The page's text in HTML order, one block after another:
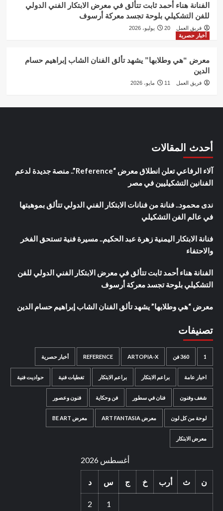
الفنانة هناء أحمد ثابت تتألق في معرض الابتكار الفني الدولي
للفن التشكيلي بلوحة تجسد معركة أرسوف
فريق العمل
20 يوليو، 2026
أخبار حصرية
معرض “هي وطلابها” يشهد تألق الفنان الشاب إبراهيم حسام
الدين
فريق العمل 11 مايو، 2026
أحدث المقالات
آلاء الرفاعي تعلن انطلاق معرض “Reference”.. منصة جديدة لدعم
الفنانين التشكيليين في مصر
ندى محمود.. فنانة من فنانات الابتكار الفني الدولي تتألق بموهبتها
في عالم الفن التشكيلي
فنانة الابتكار اليمنية زهرة عبد الحكيم.. مسيرة فنية تستحق الفخر
والاحتفاء
الفنانة هناء أحمد ثابت تتألق في معرض الابتكار الفني الدولي للفن
التشكيلي بلوحة تجسد معركة أرسوف
معرض “هي وطلابها” يشهد تألق الفنان الشاب إبراهيم حسام الدين
تصنيفات
1 360 فن ARTOPIA-X
REFERENCE أخبار حصرية
اخبار عامة براعم الابتكار براعم الابتكار تغطيات فنية حواديت فنية
شغف وفنون فنان في سطور فن وحكاية فنون وعصور
لوحة من كل لون معرض ART FANTASIA معرض BE ART
معرض الابتكار
أغسطس 2026
ن ث أرب خ ج س د
1
2